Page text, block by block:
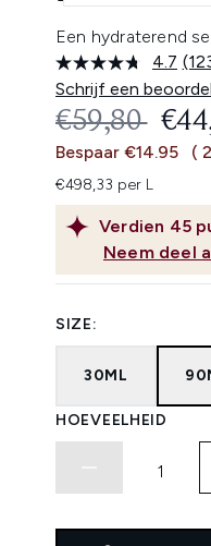
Een hydraterend
4.7
Schrijf een
Verdien 45
Neem deel
€59,80
Bespaar €14.95 (
€498,33 per L
SIZE:
30ML
HOEVEELHEID